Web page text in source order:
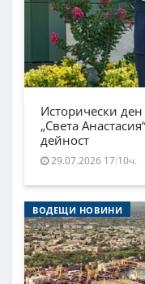
Исторически ден
„Света
дейност
29.07.2026 17:10ч.
ВОДЕЩИ НОВИНИ